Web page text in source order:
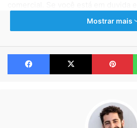
Líquido”
pode ser
pisos já existentes, como cerâmica,
Mostrar mais
Facebook X